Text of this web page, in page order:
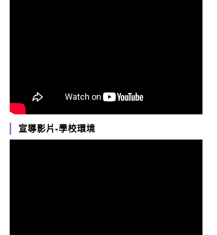
宣導影片-學校環境